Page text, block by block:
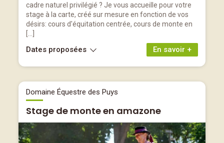
cadre naturel privilégié ? Je vous accueille pour votre
stage à la carte, créé sur mesure en fonction de vos
désirs: cours d'équitation centrée, cours de monte en
En savoir +
Dates proposées
Domaine Équestre des Puys
Stage de monte en amazone